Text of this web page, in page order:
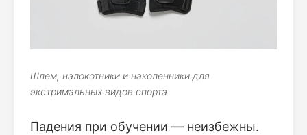
Шлем, налокотники и наколенники для
экстримальных видов спорта
Падения при обучении — неизбежны.